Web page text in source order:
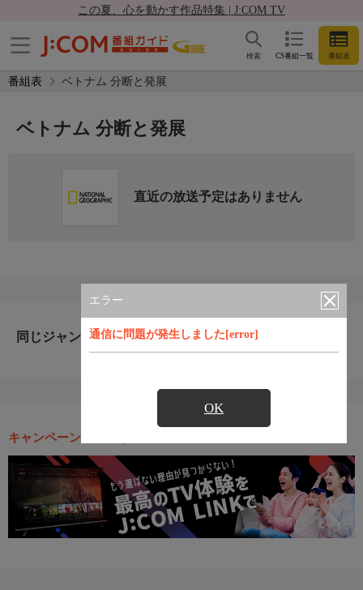
この夏、心を動かす作品特集 | J:COM TV
CS番組一覧 番組表
検索
番組表 ベトナム 分断と発展
エラー
通信に問題が発生しました[error]
OK
ベトナム 分断と発展
直近の放送予定はありません
同じジャンルのおすすめ番組
キャンペーン・お得な情報